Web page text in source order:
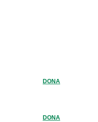
DONA
DONA